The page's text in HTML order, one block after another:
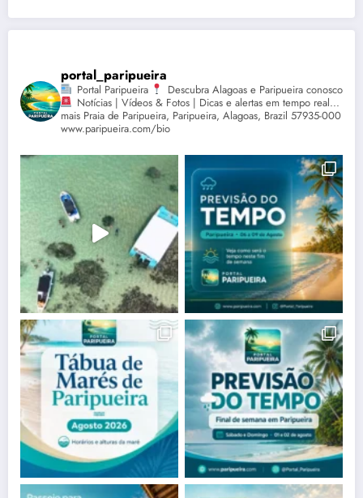
portal_paripueira
Portal Paripueira
Descubra Alagoas e Paripueira conosco
Notícias | Vídeos & Fotos | Dicas e alertas em tempo real...
mais Praia de Paripueira, Paripueira, Alagoas, Brazil 57935-000
www.paripueira.com/bio